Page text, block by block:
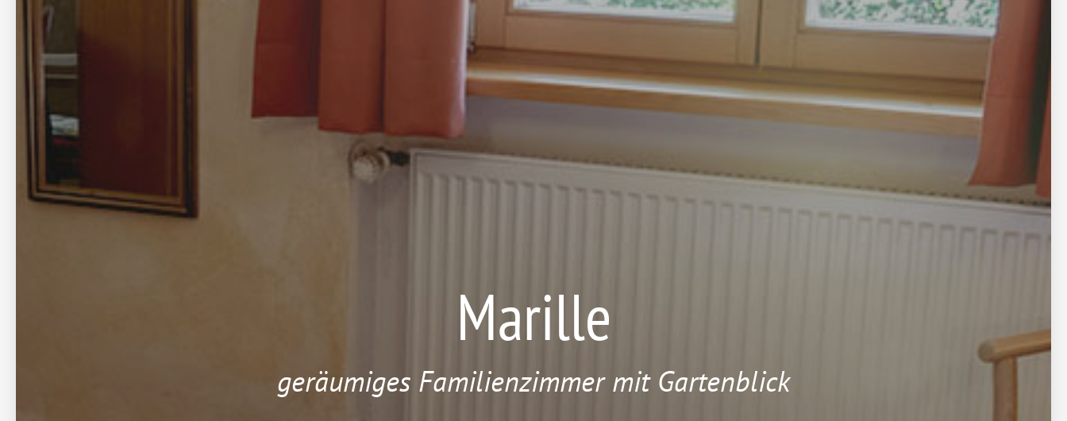
Marille
geräumiges Familienzimmer mit Gartenblick